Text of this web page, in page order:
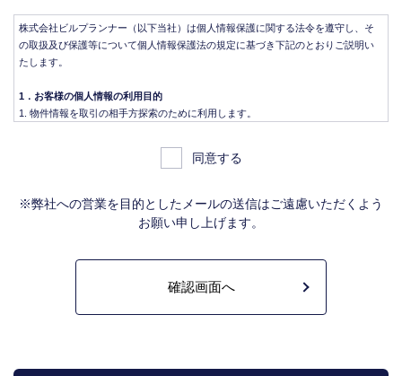
株式会社ビルプランナー（以下当社）は個人情報保護に関する法令を遵守し、そ
の取扱及び保護等について個人情報保護法の規定に基づき下記のとおりご説明い
たします。
1．お客様の個人情報の利用目的
物件情報を取引の相手方探索のために利用します。
物件情報を、取引の相手方探索のため指定流通機構の物件検索システム（レイ
ンズ）に登録する場合があります。なお契約後、指定流通機構（宅地建物取引
報は、成約した物件の、物件概要、契約年月日、成約価格などの情報で、氏名
は含みません。）を提供します。指定流通機構は、物件情報及び成約情報を指
定流通機構の会員たる宅地建物取引業者や公的な団体に電子データや紙媒体で
不動産の売買契約又は賃貸契約の相手方を探索すること、及び売買、賃貸借、
上記、1.から 5.の業務に付随する、お客様にとって有用と思われる当社及び提
同意する
※弊社への営業を目的としたメールの送信はご遠慮いただくよう
お願い申し上げます。